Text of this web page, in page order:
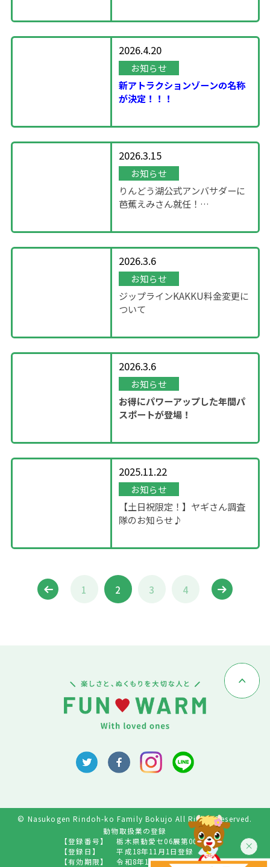
2026.4.20
お知らせ
新アトラクションゾーンの名称
が決定！！！
2026.3.15
お知らせ
りんどう湖公式アンバサダーに
芭蕉えみさん就任！
2026.3.6
お知らせ
ジップラインKAKKU料金変更に
ついて
2026.3.6
お知らせ
お得にパワーアップした年間パ
スポートが登場！
2025.11.22
お知らせ
【土日祝限定！】ヤギさん調査
隊のお知らせ♪
1 2 3 4
© Nasukogen Rindoh-ko Family Bokujo All Rights Reserved.
動物取扱業の登録
【登録番号】
栃木県動愛セ06展第009号
【登録日】
平成18年11月1日登録
【有効期限】
令和8年10月31日